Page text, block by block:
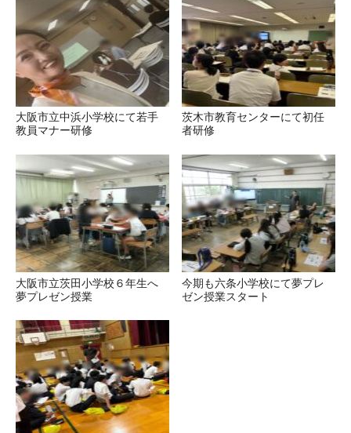
大阪市立中浜小学校にて若手
教員マナー研修
茨木市教育センターにて初任
者研修
大阪市立茨田小学校６年生へ
夢プレゼン授業
今期も六条小学校にて夢プレ
ゼン授業スタート